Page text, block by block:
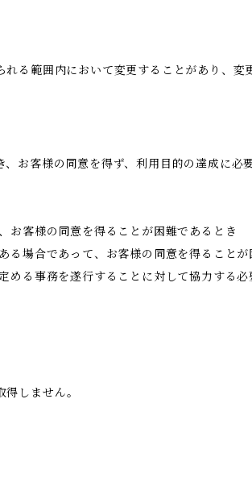
る範囲内において変更することがあり、変
お客様の同意を得ず、利用目的の達成に必
お客様の同意を得ることが困難であるとき
る場合であって、お客様の同意を得ることが
める事務を遂行することに対して協力する
しません。